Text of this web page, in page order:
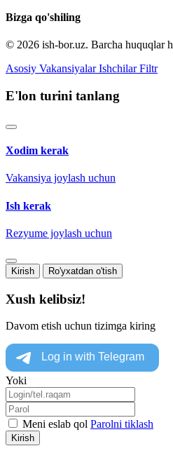
Bizga qo'shiling
© 2026 ish-bor.uz. Barcha huquqlar
Asosiy Vakansiyalar Ishchilar Filtr
E'lon turini tanlang
Xodim kerak
Vakansiya joylash uchun
Ish kerak
Rezyume joylash uchun
Kirish Ro'yxatdan o'tish
Xush kelibsiz!
Davom etish uchun tizimga kiring
Yoki
Meni eslab qol Parolni tiklash
Kirish